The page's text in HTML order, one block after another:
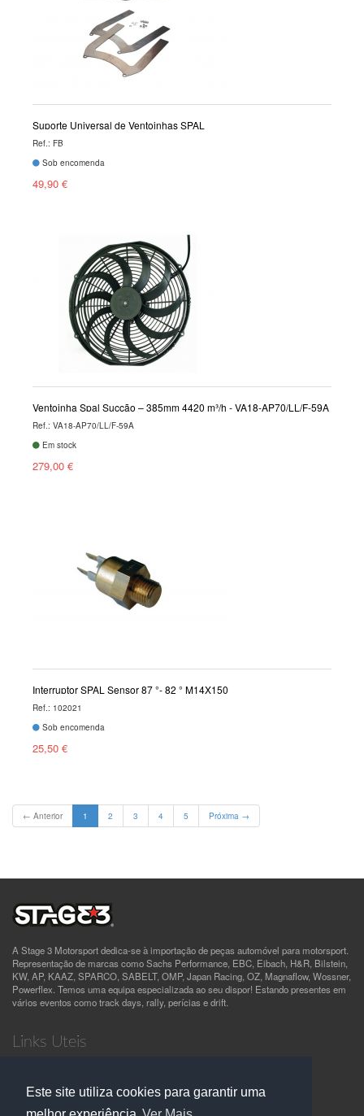
Este site utiliza cookies para garantir uma
Suporte Universal de Ventoinhas SPAL
Ref.: FB
Sob encomenda
49,90 €
Ventoinha Spal Sucção – 385mm 4420 m³/h - VA18-AP70/LL/F-59A
Ref.: VA18-AP70/LL/F-59A
Em stock
279,00 €
Interruptor SPAL Sensor 87 °- 82 ° M14X150
Ref.: 102021
Sob encomenda
25,50 €
← Anterior 1 (current)
2 3 4 5 Próxima →
A Stage 3 Motorsport dedica-se à importação de peças automóvel para motorsport.
Representação de marcas como Sachs Performance, EBC, Eibach, H&R, Bilstein,
KW, AP, KAAZ, SPARCO, SABELT, OMP, Japan Racing, OZ, Magnaflow, Wossner,
Powerflex. Temos uma equipa especializada ao seu dispor! Estando presentes em
vários eventos como track days, rally, perícias e drift.
Links Uteis
Política de Privacidade
Contactos